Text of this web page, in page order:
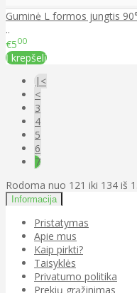
Guminė L formos jungtis
..
€500
Į krepšelį
|<
<
3
4
5
6
7
Rodoma nuo 121 iki 134 iš
Informacija
Pristatymas
Apie mus
Kaip pirkti?
Taisyklės
Privatumo politika
Prekių grąžinimas